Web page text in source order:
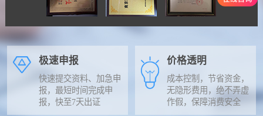
极速申报
快速提交资料、加急申
报，最短时间完成申
报，快至7天出证
价格透明
成本控制，节省资金，
无隐形费用，绝不弄虚
作假，保障消费安全